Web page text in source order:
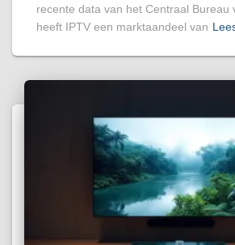
recente data van het Centraal Bureau
heeft IPTV een marktaandeel van